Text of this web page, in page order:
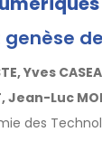
Yves
Luc
des